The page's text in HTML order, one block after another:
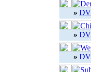
»
»
»